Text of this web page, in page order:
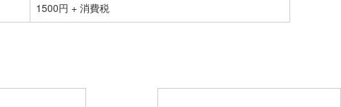
1500円 + 消費税